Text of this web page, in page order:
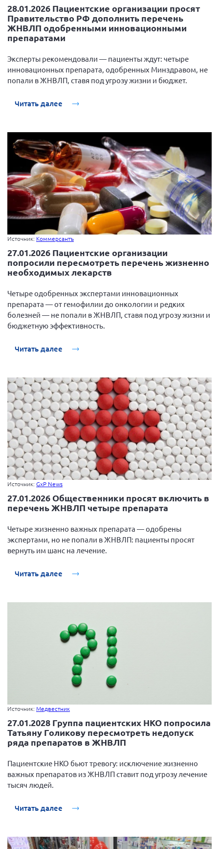
28.01.2026 Пациентские организации просят
Правительство РФ дополнить перечень
ЖНВЛП одобренными инновационными
препаратами
Эксперты рекомендовали — пациенты ждут: четыре
инновационных препарата, одобренных Минздравом, не
попали в ЖНВЛП, ставя под угрозу жизни и бюджет.
Читать далее
Источник: Коммерсантъ
27.01.2026 Пациентские организации
попросили пересмотреть перечень жизненно
необходимых лекарств
Четыре одобренных экспертами инновационных
препарата — от гемофилии до онкологии и редких
болезней — не попали в ЖНВЛП, ставя под угрозу жизни и
бюджетную эффективность.
Читать далее
Источник: GxP News
27.01.2026 Общественники просят включить в
перечень ЖНВЛП четыре препарата
Четыре жизненно важных препарата — одобрены
экспертами, но не попали в ЖНВЛП: пациенты просят
вернуть им шанс на лечение.
Читать далее
Источник: Медвестник
27.01.2028 Группа пациентских НКО попросила
Татьяну Голикову пересмотреть недопуск
ряда препаратов в ЖНВЛП
Пациентские НКО бьют тревогу: исключение жизненно
важных препаратов из ЖНВЛП ставит под угрозу лечение
тысяч людей.
Читать далее